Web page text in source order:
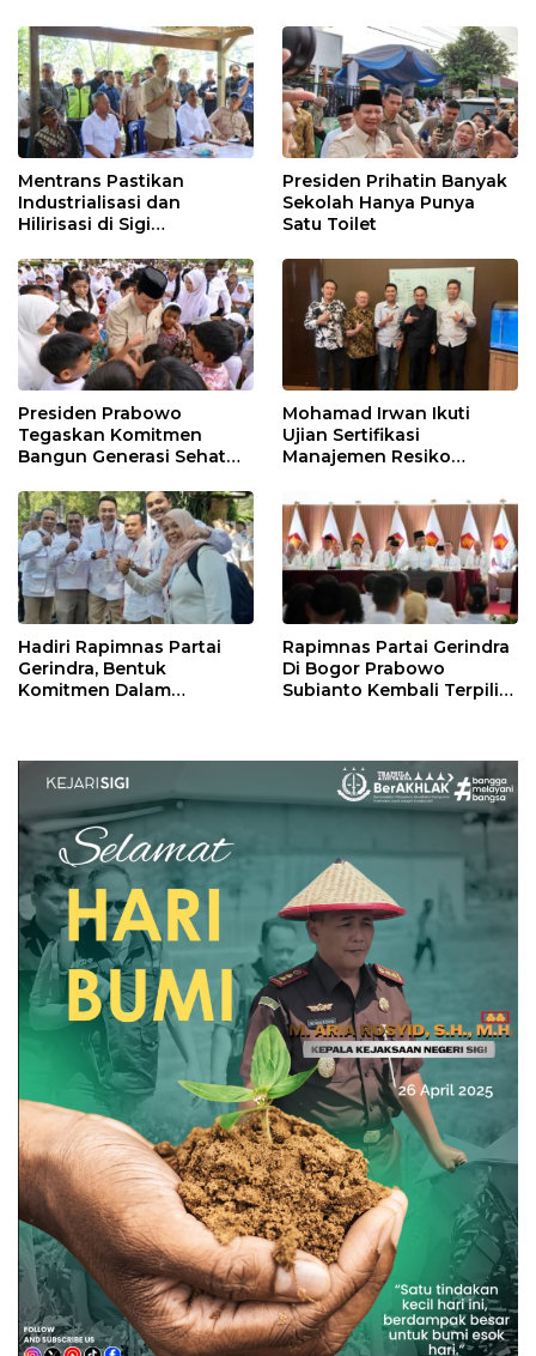
Mentrans Pastikan
Industrialisasi dan
Hilirisasi di Sigi
Perekonomian Daerah
Presiden Prihatin Banyak
Sekolah Hanya Punya
Satu Toilet
Presiden Prabowo
Tegaskan Komitmen
Bangun Generasi Sehat
Mohamad Irwan Ikuti
Ujian Sertifikasi
Manajemen Resiko
Hadiri Rapimnas Partai
Gerindra, Bentuk
Komitmen Dalam
Rapimnas Partai Gerindra
Di Bogor Prabowo
Subianto Kembali Terpilih